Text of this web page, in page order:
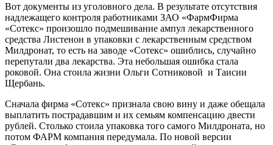
Вот документы из уголовного дела. В результате отсутствия
надлежащего контроля работниками ЗАО «ФармФирма
«Сотекс» произошло подмешивание ампул лекарственного
средства Листенон в упаковки с лекарственным средством
Милдронат, то есть на заводе «Сотекс» ошиблись, случайно
перепутали два лекарства. Эта небольшая ошибка стала
роковой. Она стоила жизни Ольги Сотниковой и Таисии
Щербань.
Сначала фирма «Сотекс» признала свою вину и даже обещала
выплатить пострадавшим и их семьям компенсацию двести
рублей. Столько стоила упаковка того самого Милдроната, но
потом ФАРМ компания передумала. По новой версии